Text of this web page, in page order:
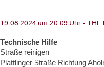
Technische Hilfe
Straße reinigen
Plattlinger Straße Richtung